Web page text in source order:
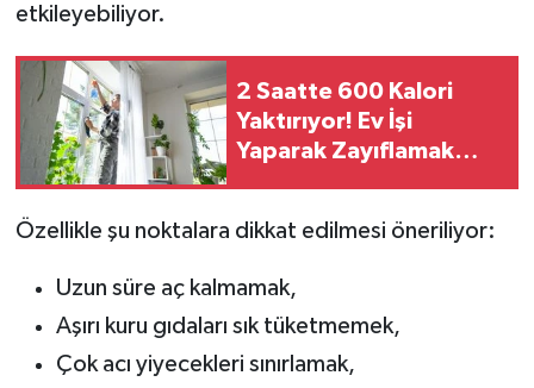
etkileyebiliyor.
2 Saatte 600 Kalori
Yaktırıyor! Ev İşi
Yaparak Zayıflamak
Özellikle şu noktalara dikkat edilmesi öneriliyor:
Uzun süre aç kalmamak,
Aşırı kuru gıdaları sık tüketmemek,
Çok acı yiyecekleri sınırlamak,